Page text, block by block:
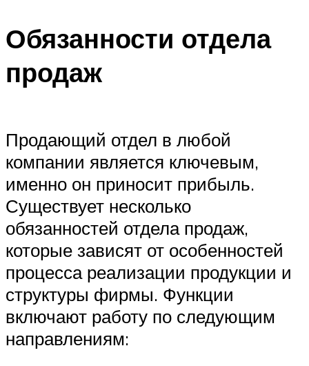
Обязанности отдела
продаж
Продающий отдел в любой
компании является ключевым,
именно он приносит прибыль.
Существует несколько
обязанностей отдела продаж,
которые зависят от особенностей
процесса реализации продукции и
структуры фирмы. Функции
включают работу по следующим
направлениям: